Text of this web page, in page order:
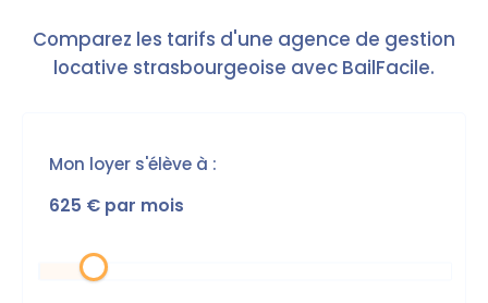
Comparez les tarifs d'une agence de gestion
locative strasbourgeoise avec BailFacile.
Mon loyer s'élève à :
625 € par mois